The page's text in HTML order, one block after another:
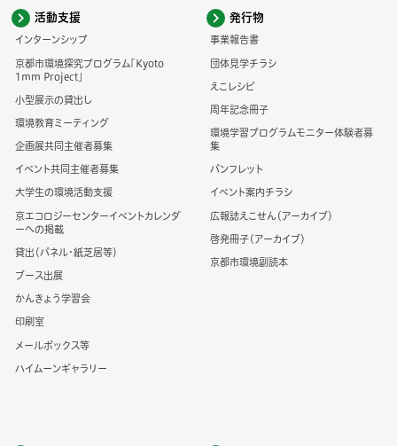
活動支援
インターンシップ
京都市環境探究プログラム「Kyoto
1mm Project」
小型展示の貸出し
環境教育ミーティング
企画展共同主催者募集
イベント共同主催者募集
大学生の環境活動支援
京エコロジーセンターイベントカレンダ
ーへの掲載
貸出（パネル・紙芝居等）
ブース出展
かんきょう学習会
印刷室
メールボックス等
ハイムーンギャラリー
発行物
事業報告書
団体見学チラシ
えこレシピ
周年記念冊子
環境学習プログラムモニター体験者募
集
パンフレット
イベント案内チラシ
広報誌えこせん（アーカイブ）
啓発冊子（アーカイブ）
京都市環境副読本